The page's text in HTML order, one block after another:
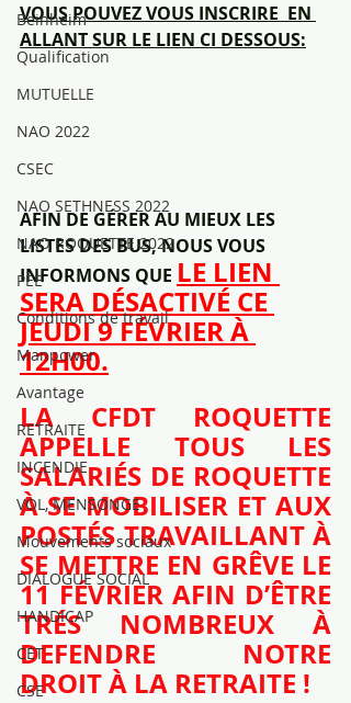
Beinheim
Qualification
MUTUELLE
NAO 2022
CSEC
NAO SETHNESS 2022
NAO ROQUETTE 2022
PEE
Conditions de travail
Manpower
Avantage
RETRAITE
INCENDIE
VOL, MENSONGE
Mouvements sociaux
DIALOGUE SOCIAL
HANDICAP
CET
CSE
VOUS POUVEZ VOUS INSCRIRE  EN
ALLANT SUR LE LIEN CI DESSOUS:
AFIN DE GÉRER AU MIEUX LES
LISTES DES BUS, NOUS VOUS
INFORMONS QUE LE LIEN
SERA DÉSACTIVÉ CE
JEUDI 9 FÉVRIER À
12H00.
LA CFDT ROQUETTE
APPELLE TOUS LES
SALARIÉS DE ROQUETTE
À SE MOBILISER ET AUX
POSTÉS TRAVAILLANT À
SE METTRE EN GRÊVE LE
11 FÉVRIER AFIN D’ÊTRE
TRÉS NOMBREUX À
DEFENDRE NOTRE
DROIT À LA RETRAITE !